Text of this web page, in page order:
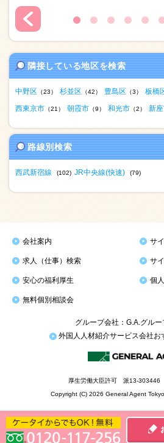
隣接している地区を検索
中野区 （23） 杉並区 （42） 豊島区 （3） 板橋
西東京市 （21） 朝霞市 （9） 和光市 （2） 新
路線別検索
西武新宿線 (102) JR中央線(快速) (79)
会社案内 サ
求人（仕事）検索 サ
安心の福利厚生 個
無料個別相談会
グループ会社：G.A.グル
外国人人材紹介サービス会社お
厚生労働大臣許可 派13-
Copyright (C) 2026 General Agent